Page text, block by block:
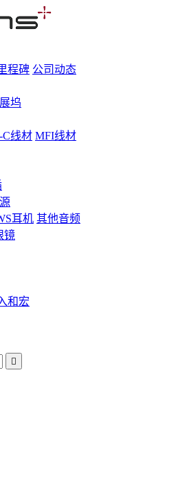
程碑 公司动态
坞
C线材 MFI线材
耳机 其他音频
镜
和宏